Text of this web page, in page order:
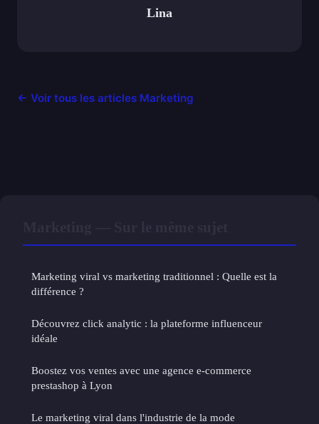
Lina
← Voir tous les articles Marketing
Marketing viral vs marketing traditionnel : Quelle est la
différence ?
Découvrez click analytic : la plateforme influenceur
idéale
Boostez vos ventes avec une agence e-commerce
prestashop à Lyon
Le marketing viral dans l'industrie de la mode